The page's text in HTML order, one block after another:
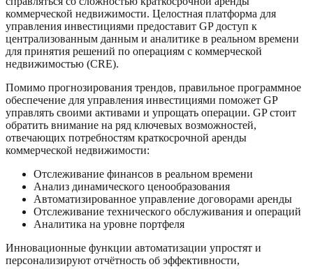
коммерческой недвижимости. Целостная платформа для
управления инвестициями предоставит GP доступ к
централизованным данным и аналитике в реальном времени
для принятия решений по операциям с коммерческой
недвижимостью (CRE).
Помимо прогнозирования трендов, правильное программное
обеспечение для управления инвестициями поможет GP
управлять своими активами и упрощать операции. GP стоит
обратить внимание на ряд ключевых возможностей,
отвечающих потребностям краткосрочной аренды
коммерческой недвижимости:
Отслеживание финансов в реальном времени
Анализ динамического ценообразования
Автоматизированное управление договорами аренды
Отслеживание технического обслуживания и операций
Аналитика на уровне портфеля
Инновационные функции автоматизации упростят и
персонализируют отчётность об эффективности,